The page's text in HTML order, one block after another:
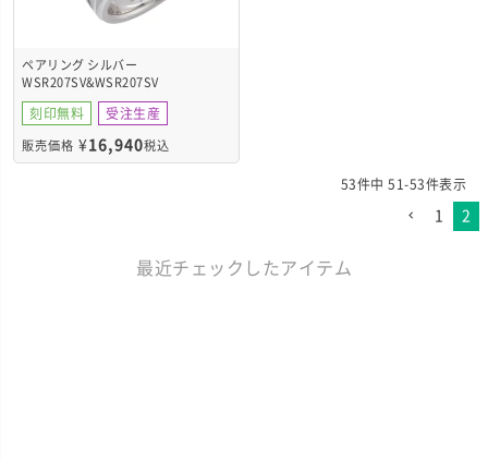
ペアリング シルバー
WSR207SV&WSR207SV
刻印無料 受注生産
販売価格 ¥16,940税込
53件中 51 -53件表示
1 2
最近チェックしたアイテム